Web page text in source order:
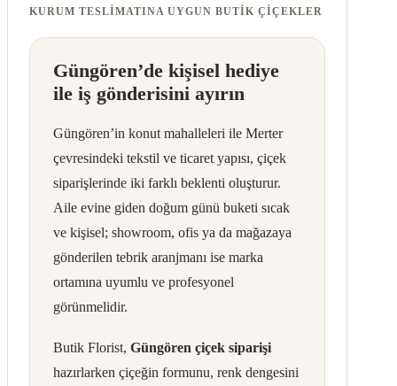
KURUM TESLIMATINA UYGUN BUTIK ÇIÇEKLER
Güngören’de kişisel hediye
ile iş gönderisini ayırın
Güngören’in konut mahalleleri ile Merter
çevresindeki tekstil ve ticaret yapısı, çiçek
siparişlerinde iki farklı beklenti oluşturur.
Aile evine giden doğum günü buketi sıcak
ve kişisel; showroom, ofis ya da mağazaya
gönderilen tebrik aranjmanı ise marka
ortamına uyumlu ve profesyonel
görünmelidir.
Butik Florist, Güngören çiçek siparişi
hazırlarken çiçeğin formunu, renk dengesini